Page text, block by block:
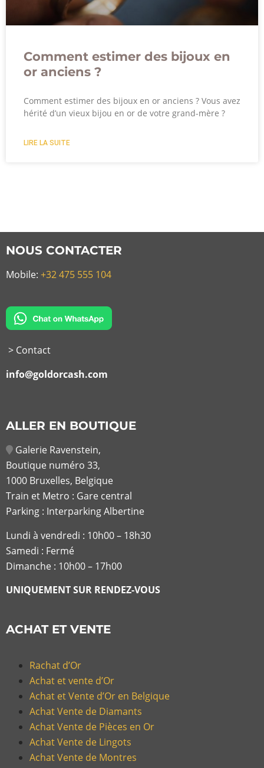
Comment estimer des bijoux en
or anciens ?
Comment estimer des bijoux en or anciens ? Vous avez
hérité d’un vieux bijou en or de votre grand-mère ?
LIRE LA SUITE
NOUS CONTACTER
Mobile: +32 475 555 104
> Contact
info@goldorcash.com
ALLER EN BOUTIQUE
Galerie Ravenstein,
Boutique numéro 33,
1000 Bruxelles, Belgique
Train et Metro : Gare central
Parking : Interparking Albertine
Lundi à vendredi : 10h00 – 18h30
Samedi : Fermé
Dimanche : 10h00 – 17h00
UNIQUEMENT SUR RENDEZ-VOUS
ACHAT ET VENTE
Rachat d’Or
Achat et vente d’Or
Achat et Vente d’Or en Belgique
Achat Vente de Diamants
Achat Vente de Pièces en Or
Achat Vente de Lingots
Achat Vente de Montres